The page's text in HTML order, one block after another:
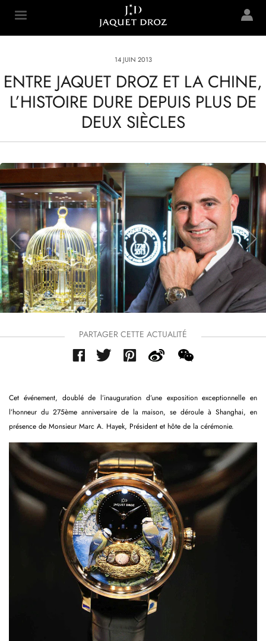
content
Jaquet Droz
14 JUIN 2013
ENTRE JAQUET DROZ ET LA CHINE,
L’HISTOIRE DURE DEPUIS PLUS DE
DEUX SIÈCLES
PARTAGER CETTE ACTUALITÉ
Cet événement, doublé de l’inauguration d’une exposition exceptionnelle en
l’honneur du 275ème anniversaire de la maison, se déroule à Shanghai, en
présence de Monsieur Marc A. Hayek, Président et hôte de la cérémonie.